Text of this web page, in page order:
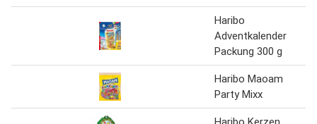
Haribo
Adventkalender
Packung 300 g
Haribo Maoam
Party Mixx